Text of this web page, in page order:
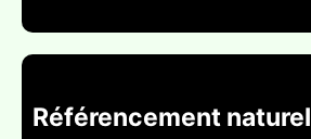
Référencement naturel